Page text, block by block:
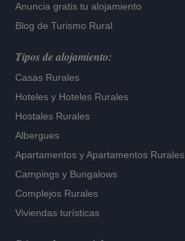
Anuncia gratis tu alojamiento
Blog de Turismo Rural
Tipos de alojamiento:
Casas Rurales
Hoteles y Hoteles Rurales
Hostales Rurales
Albergues
Apartamentos yApartamentos Rurales
Campings y Bungalows
Complejos Rurales
Viviendas turísticas